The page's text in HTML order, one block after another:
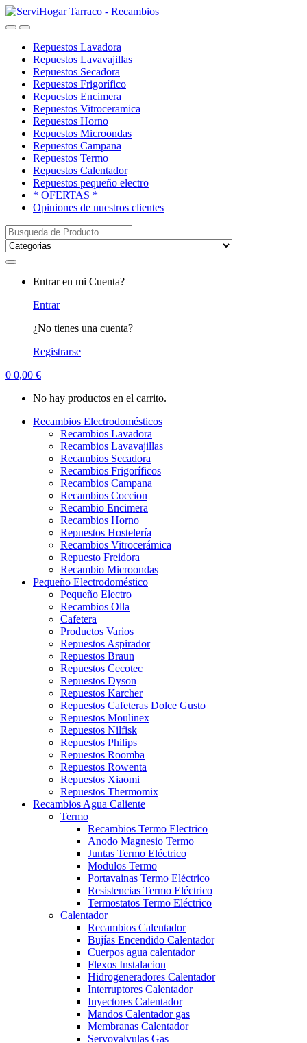
Saltar
a
saltar
al
OpenClose
Repuestos Lavadora
Repuestos Lavavajillas
Repuestos Secadora
Repuestos Frigorífico
Repuestos Encimera
Repuestos Vitroceramica
Repuestos Horno
Repuestos Microondas
Repuestos Campana
Repuestos Termo
Repuestos Calentador
Repuestos pequeño electro
* OFERTAS *
Opiniones de nuestros clientes
Buscar:
Entrar en mi Cuenta?
Entrar
¿No tienes una cuenta?
Registrarse
0 0,00 €
No hay productos en el carrito.
Recambios Electrodomésticos
Recambios Lavadora
Recambios Lavavajillas
Recambios Secadora
Recambios Frigoríficos
Recambios Campana
Recambios Coccion
Recambio Encimera
Recambios Horno
Repuestos Hostelería
Recambios Vitrocerámica
Repuesto Freidora
Recambio Microondas
Pequeño Electrodoméstico
Pequeño Electro
Recambios Olla
Cafetera
Productos Varios
Repuestos Aspirador
Repuestos Braun
Repuestos Cecotec
Repuestos Dyson
Repuestos Karcher
Repuestos Cafeteras Dolce Gusto
Repuestos Moulinex
Repuestos Nilfisk
Repuestos Philips
Repuestos Roomba
Repuestos Rowenta
Repuestos Xiaomi
Repuestos Thermomix
Recambios Agua Caliente
Termo
Recambios Termo Electrico
Anodo Magnesio Termo
Juntas Termo Eléctrico
Modulos Termo
Portavainas Termo Eléctrico
Resistencias Termo Eléctrico
Termostatos Termo Eléctrico
Calentador
Recambios Calentador
Bujías Encendido Calentador
Cuerpos agua calentador
Flexos Instalacion
Hidrogeneradores Calentador
Interruptores Calentador
Inyectores Calentador
Mandos Calentador gas
Membranas Calentador
Servovalvulas Gas